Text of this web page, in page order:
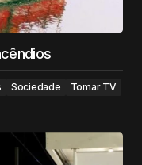
Sociedade
Tomar TV